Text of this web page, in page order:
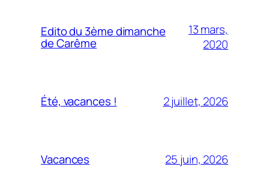
Edito du 3ème dimanche
de Carême
13 mars,
2020
Été, vacances ! 2 juillet, 2026
Vacances 25 juin, 2026